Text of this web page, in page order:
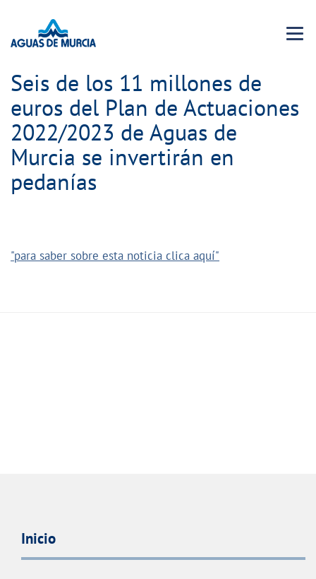
Menu
Seis de los 11 millones de
euros del Plan de Actuaciones
2022/2023 de Aguas de
Murcia se invertirán en
pedanías
"para saber sobre esta noticia clica aquí"
Inicio